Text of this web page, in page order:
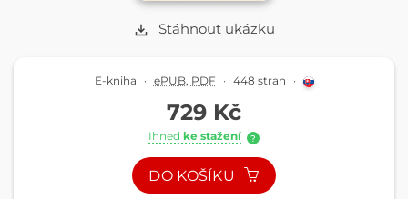
Stáhnout ukázku
E-kniha · ePUB, PDF · 448 stran ·
729 Kč
Ihned ke stažení ?
DO KOŠÍKU